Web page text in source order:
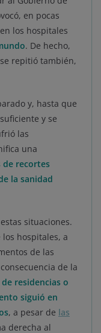
en pocas
los hospitales
. De hecho,
repitió también,
y, hasta que
y se
las
una
de recortes
la sanidad
situaciones.
hospitales, a
de las
de la
residencias o
siguió en
, a pesar de las
derecha al